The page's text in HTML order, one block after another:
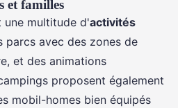
et familles
une multitude d'activités
parcs avec des zones de
et des animations
proposent également
mobil-homes bien équipés